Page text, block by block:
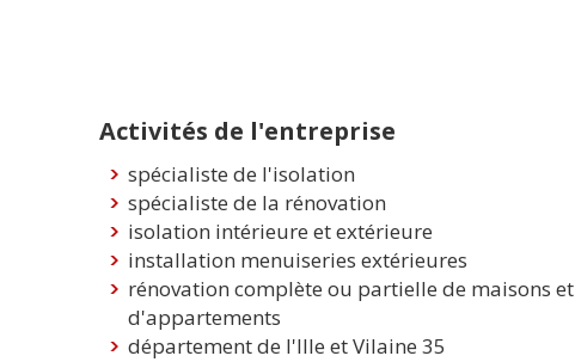
Activités de l'entreprise
spécialiste de l'isolation
spécialiste de la rénovation
isolation intérieure et extérieure
installation menuiseries extérieures
rénovation complète ou partielle de maisons et
d'appartements
département de l'Ille et Vilaine 35